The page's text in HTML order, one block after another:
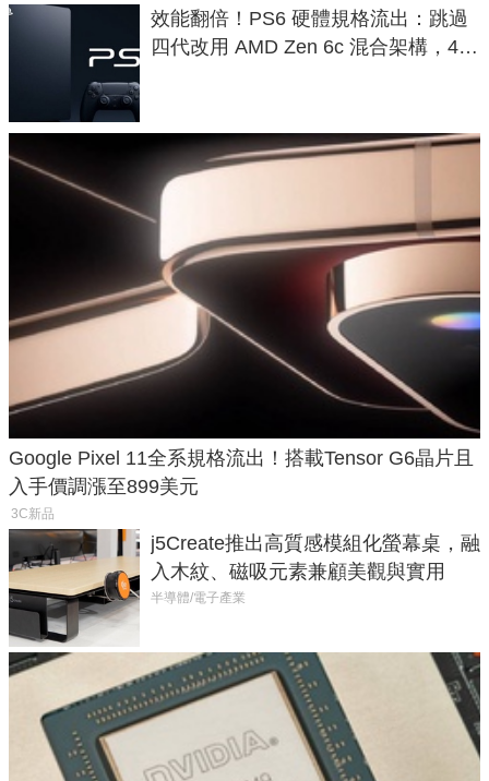
效能翻倍！PS6 硬體規格流出：跳過
四代改用 AMD Zen 6c 混合架構，4K
Google Pixel 11全系規格流出！搭載Tensor G6晶片且
入手價調漲至899美元
3C新品
j5Create推出高質感模組化螢幕桌，融
入木紋、磁吸元素兼顧美觀與實用
半導體/電子產業